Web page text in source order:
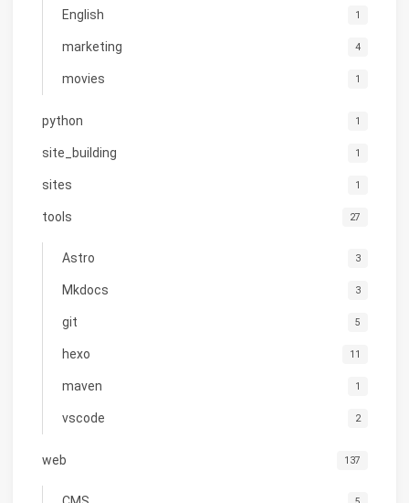
English 1
marketing 4
movies 1
python 1
site_building 1
sites 1
tools 27
Astro 3
Mkdocs 3
git 5
hexo 11
maven 1
vscode 2
web 137